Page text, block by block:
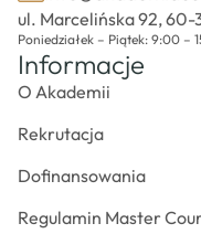
ul. Marcelińska 92, 60-
Poniedziałek – Piątek: 9:00 –
Informacje
O Akademii
Rekrutacja
Dofinansowania
Regulamin Master